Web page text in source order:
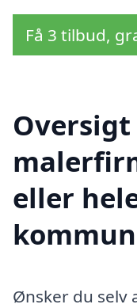
Få 3 tilbud,
eller
Ønsker du selv